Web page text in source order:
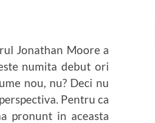
Jonathan Moore a
numita debut ori
nou, nu? Deci nu
Pentru ca
pronunt in aceasta